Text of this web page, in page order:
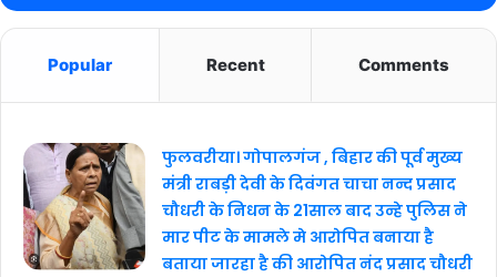
Popular Recent Comments
फुलवरीया। गोपालगंज , बिहार की पूर्व मुख्य
मंत्री राबड़ी देवी के दिवंगत चाचा नन्द प्रसाद
चौधरी के निधन के 21साल बाद उन्हे पुलिस ने
मार पीट के मामले मे आरोपित बनाया है
बताया जारहा है की आरोपित नंद प्रसाद चौधरी